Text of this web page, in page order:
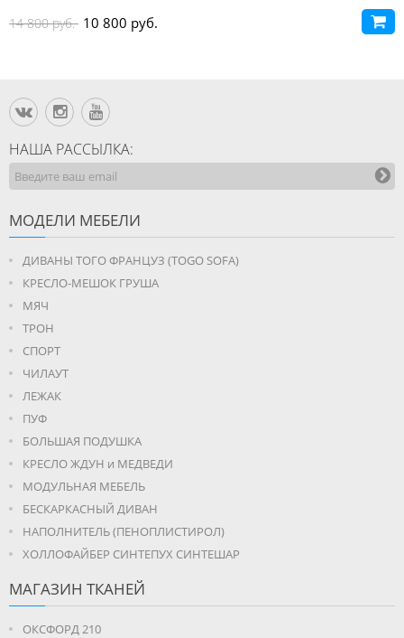
14 800 руб. 10 800 руб.
НАША РАССЫЛКА:
МОДЕЛИ МЕБЕЛИ
ДИВАНЫ ТОГО ФРАНЦУЗ (TOGO SOFA)
КРЕСЛО-МЕШОК ГРУША
МЯЧ
ТРОН
СПОРТ
ЧИЛАУТ
ЛЕЖАК
ПУФ
БОЛЬШАЯ ПОДУШКА
КРЕСЛО ЖДУН и МЕДВЕДИ
МОДУЛЬНАЯ МЕБЕЛЬ
БЕСКАРКАСНЫЙ ДИВАН
НАПОЛНИТЕЛЬ (ПЕНОПЛИСТИРОЛ)
ХОЛЛОФАЙБЕР СИНТЕПУХ СИНТЕШАР
МАГАЗИН ТКАНЕЙ
ОКСФОРД 210